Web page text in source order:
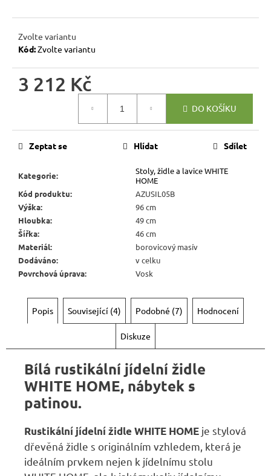
Zvolte variantu
Kód:Zvolte variantu
3 212 Kč
DO KOŠÍKU
Kategorie:
Stoly, židle a lavice WHITE
HOME
Kód produktu:
AZUSIL05B
Výška:
96 cm
Hloubka:
49 cm
Šířka:
46 cm
Materiál:
borovicový masív
Dodáváno:
v celku
Povrchová úprava: Vosk
Zeptat se Hlídat Sdílet
Popis Související (4) Podobné (7) Hodnocení
Diskuze
Bílá rustikální jídelní židle
WHITE HOME, nábytek s
patinou.
Rustikální jídelní židleWHITE HOME je stylová
dřevěná židle s originálním vzhledem, která je
ideálním prvkem nejen k jídelnímu stolu
e
m
RUSTIKÁLNÍ
2
403
Kč